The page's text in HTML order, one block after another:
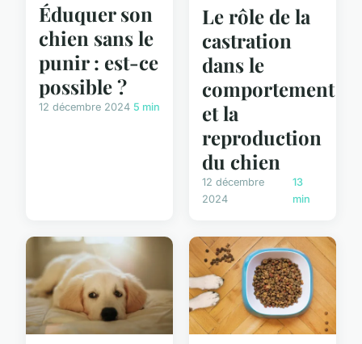
Éduquer son
chien sans le
punir : est-ce
possible ?
12 décembre 2024 5 min
Le rôle de la
castration
dans le
comportement
et la
reproduction
du chien
12 décembre
2024
13
min